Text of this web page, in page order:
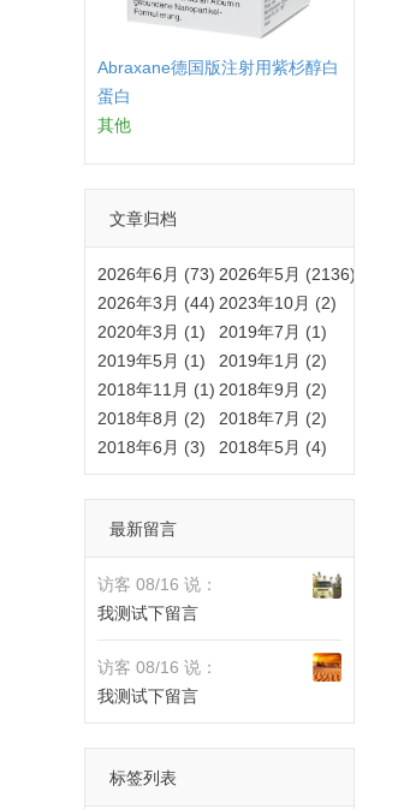
Abraxane德国版注射用紫杉醇白
蛋白
其他
文章归档
2026年6月 (73) 2026年5月 (2136)
2026年3月 (44) 2023年10月 (2)
2020年3月 (1)
2019年7月 (1)
2019年5月 (1)
2019年1月 (2)
2018年11月 (1) 2018年9月 (2)
2018年8月 (2)
2018年7月 (2)
2018年6月 (3)
2018年5月 (4)
最新留言
访客 08/16 说：
我测试下留言
访客 08/16 说：
我测试下留言
标签列表